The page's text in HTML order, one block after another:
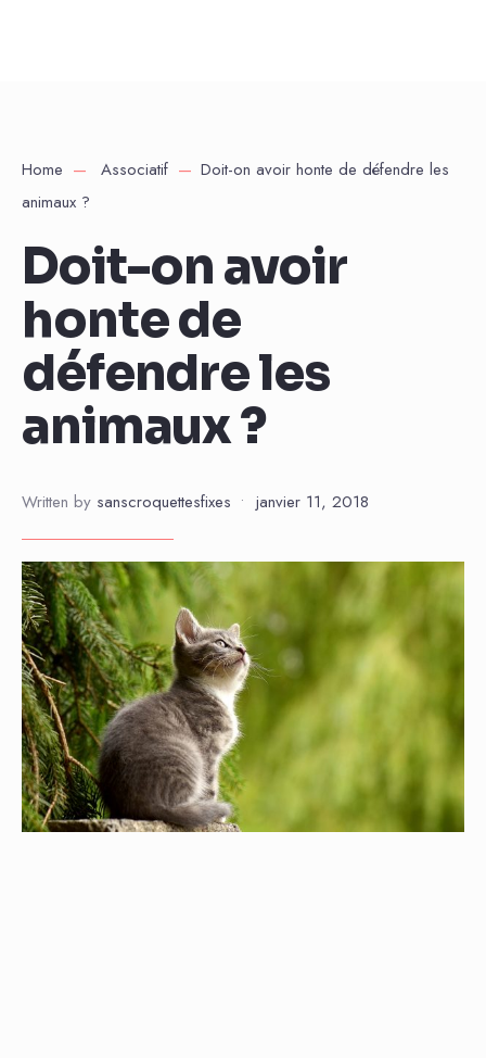
Home Associatif
Doit-on avoir honte de défendre les
animaux ?
Doit-on avoir
honte de
défendre les
animaux ?
Written by sanscroquettesfixes • janvier 11, 2018